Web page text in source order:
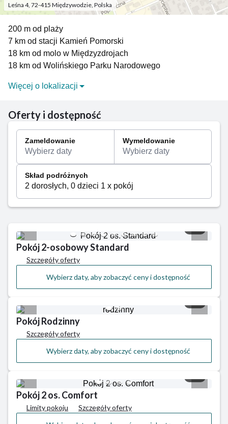
Leśna 4, 72-415 Międzywodzie, Polska
200 m od plaży
7 km od stacji Kamień Pomorski
18 km od molo w Międzyzdrojach
18 km od Wolińskiego Parku Narodowego
sosnowo-świerkowymi. Na plaży znajduje się również
strzeżone kąpielisko.
DLA FANÓW PRZYRODY: Będąc w Międzywodziu
koniecznie trzeba odwiedzić jeden z najpiękniejszych
parków w Polsce - Woliński Park Narodowy.
Podziwiać tam można niesamowity odcinek wybrzeża
Więcej o lokalizacji
Oferty i dostępność
Zameldowanie
Wybierz daty
Wymeldowanie
Wybierz daty
Skład podróżnych
2 dorosłych, 0 dzieci 1 x pokój
Pokój 2-osobowy Standard
Szczegóły oferty
Wybierz daty, aby zobaczyć ceny i dostępność
Pokój Rodzinny
Szczegóły oferty
Wybierz daty, aby zobaczyć ceny i dostępność
Pokój 2 os. Comfort
Limity pokoju
Szczegóły oferty